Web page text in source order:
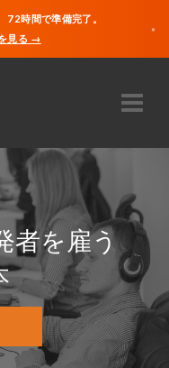
時間で準備完了。
見る →
×
者を雇う